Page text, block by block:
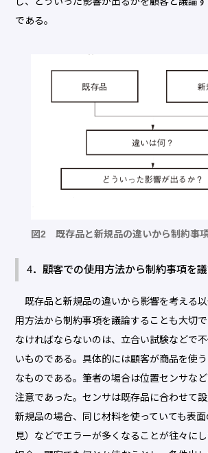
である。
図2 既存品と新規品の違いから制約事
4．顧客での使用方法から制約事項を
既存品と新規品の違いから影響を考える
用方法から制約事項を議論することも大切
なければならないのは、立合い試験などで
いものである。具体的には顧客が商品を使
なものである。筆者の場合は位置センサな
注意であった。センサは既存品に合わせて設
新規品の場合、同じ材料を使っていても表
見）などでエラーが多くなることが往々に